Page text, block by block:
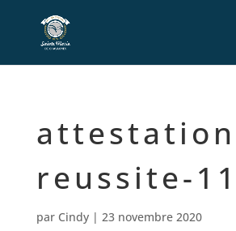
reussite-11
par Cindy| 23 novembre 2020